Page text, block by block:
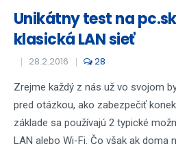
Unikátny test na
klasická LAN sieť
28.2.2016 28
Zrejme každý z nás už vo svojom
pred otázkou, ako zabezpečiť
základe sa používajú 2 typické
LAN alebo Wi-Fi. Čo však ak doma